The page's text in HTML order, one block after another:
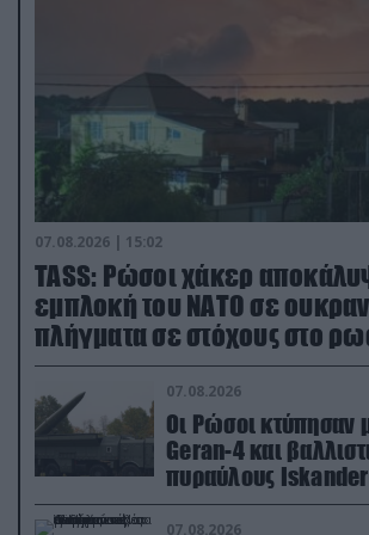
07.08.2026 | 15:02
TASS: Ρώσοι χάκερ
εμπλοκή του ΝΑΤΟ σε
πλήγματα σε στόχους στο
έδαφος!
07.08.2026
Οι Ρώσοι κτύπησαν
Geran-4 και
πυραύλους
ουκρανικό τρένο με
07.08.2026